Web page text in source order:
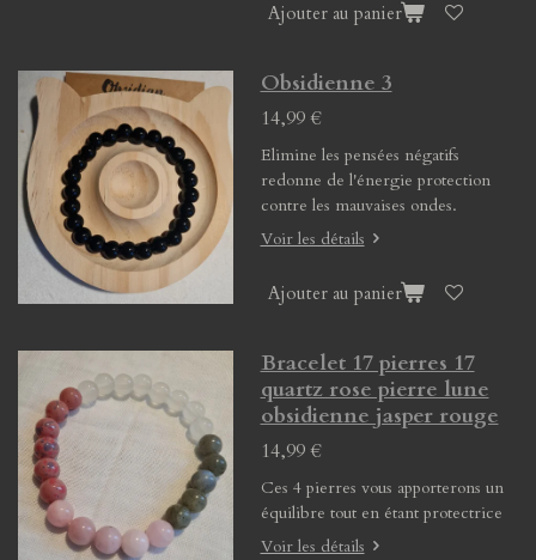
Ajouter au panier
Obsidienne 3
14,99 €
Elimine les pensées négatifs
redonne de l'énergie protection
contre les mauvaises ondes.
Voir les détails
Ajouter au panier
Bracelet 17 pierres 17
quartz rose pierre lune
obsidienne jasper rouge
14,99 €
Ces 4 pierres vous apporterons un
équilibre tout en étant protectrice
Voir les détails